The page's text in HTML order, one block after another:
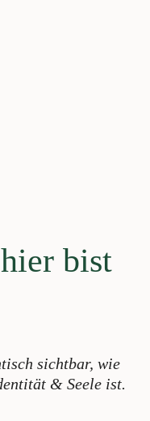
bist
sichtbar, wie
& Seele ist.